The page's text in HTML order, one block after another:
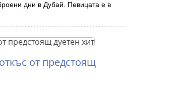
дни в Дубай. Певицата е в
от предстоящ